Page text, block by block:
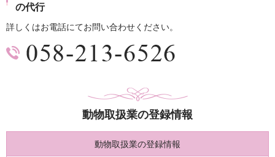
の代行
詳しくはお電話にてお問い合わせください。
動物取扱業の登録情報
動物取扱業の登録情報